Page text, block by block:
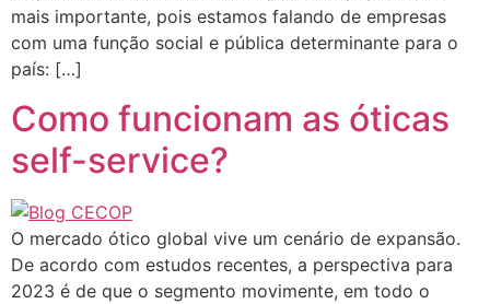
mais importante, pois estamos falando de empresas
com uma função social e pública determinante para o
país: […]
Como funcionam as óticas
self-service?
O mercado ótico global vive um cenário de expansão.
De acordo com estudos recentes, a perspectiva para
2023 é de que o segmento movimente, em todo o